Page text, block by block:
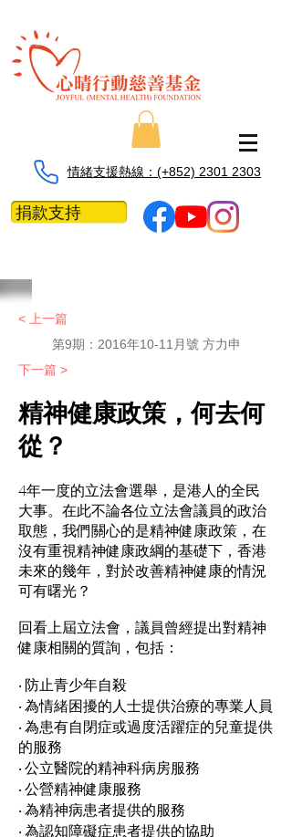
情緒支援熱線：​​(+852) 2301 2303
捐款支持
< 上一篇
第9期：2016年10-11月號 方力申
下一篇 >
精神健康政策，何去何
從？
4年一度的立法會選舉，是港人的全民
大事。在此不論各位立法會議員的政治
取態，我們關心的是精神健康政策，在
沒有重視精神健康政綱的基礎下，香港
未來的幾年，對於改善精神健康的情況
可有曙光？
回看上屆立法會，議員曾經提出對精神
健康相關的質詢，包括：
‧ 防止青少年自殺
‧ 為情緒困擾的人士提供治療的專業人員
‧ 為患有自閉症或過度活躍症的兒童提供
的服務
‧ 公立醫院的精神科病房服務
‧ 公營精神健康服務
‧ 為精神病患者提供的服務
‧ 為認知障礙症患者提供的協助